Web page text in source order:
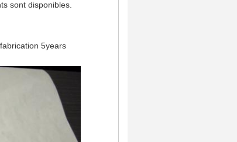
sont disponibles.
5years